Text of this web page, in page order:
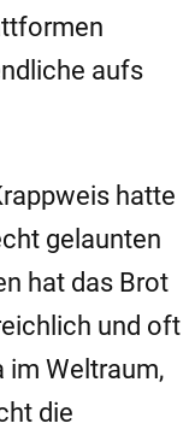
aufs
hatte
gelaunten
hat das Brot
und oft
im Weltraum,
die